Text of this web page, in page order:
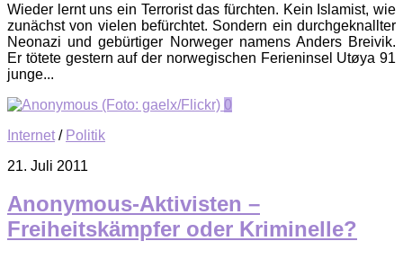
Wieder lernt uns ein Terrorist das fürchten. Kein Islamist, wie
zunächst von vielen befürchtet. Sondern ein durchgeknallter
Neonazi und gebürtiger Norweger namens Anders Breivik.
Er tötete gestern auf der norwegischen Ferieninsel Utøya 91
junge...
0
Internet / Politik
21. Juli 2011
Anonymous-Aktivisten –
Freiheitskämpfer oder Kriminelle?